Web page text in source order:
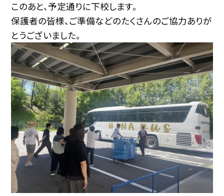
このあと、予定通りに下校します。
保護者の皆様、ご準備などのたくさんのご協力ありが
とうございました。